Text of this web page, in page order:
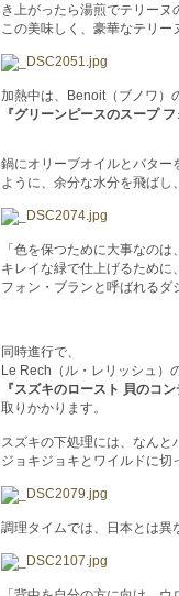
き上がったら湯煎でテリーヌ
この美味しく、豪華なテリー
加熱中は、Benoit（ブノワ）
『グリーンピースのスープ
鍋にオリーブオイルとバター
ように、余分な水分を飛ば
「色を保つために大事なのは
キレイな緑で仕上げるために
フォン・ブランと呼ばれる
同時進行で、
Le Rech（ル・レリッシュ）
『スズキのロースト 貝のコン
取りかかります。
スズキの下処理には、なんと
ジョキジョキとワイルドに切
調理タイムでは、日本とは異